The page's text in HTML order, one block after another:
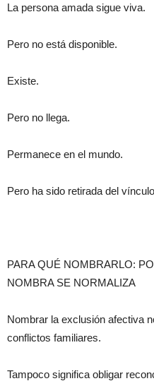
La persona amada sigue viva.
Pero no está disponible.
Existe.
Pero no llega.
Permanece en el mundo.
Pero ha sido retirada del
PARA QUÉ NOMBRARLO:
NOMBRA SE NORMALIZA
Nombrar la exclusión afectiva
conflictos familiares.
Tampoco significa obligar